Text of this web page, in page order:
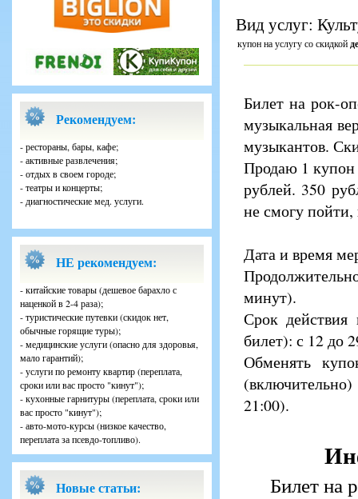
Рекомендуем:
- рестораны, бары, кафе;
- активные развлечения;
- отдых в своем городе;
- театры и концерты;
- диагностические мед. услуги.
НЕ рекомендуем:
- китайские товары (дешевое барахло с
наценкой в 2-4 раза);
- туристические путевки (скидок нет,
обычные горящие туры);
- медицинские услуги (опасно для здоровья,
мало гарантий);
- услуги по ремонту квартир (переплата,
сроки или вас просто "кинут");
- кухонные гарнитуры (переплата, сроки или
вас просто "кинут");
- авто-мото-курсы (низкое качество,
переплата за псевдо-топливо).
Новые статьи:
Вид услуг:
купон на услугу со скидкой
Билет на рок-
музыкальная
музыкантов.
Продаю 1 купон
рублей. 350
не смогу
Дата и время
минут).
Срок
билет): с 12 до
Обменять
21:00).
Билет на